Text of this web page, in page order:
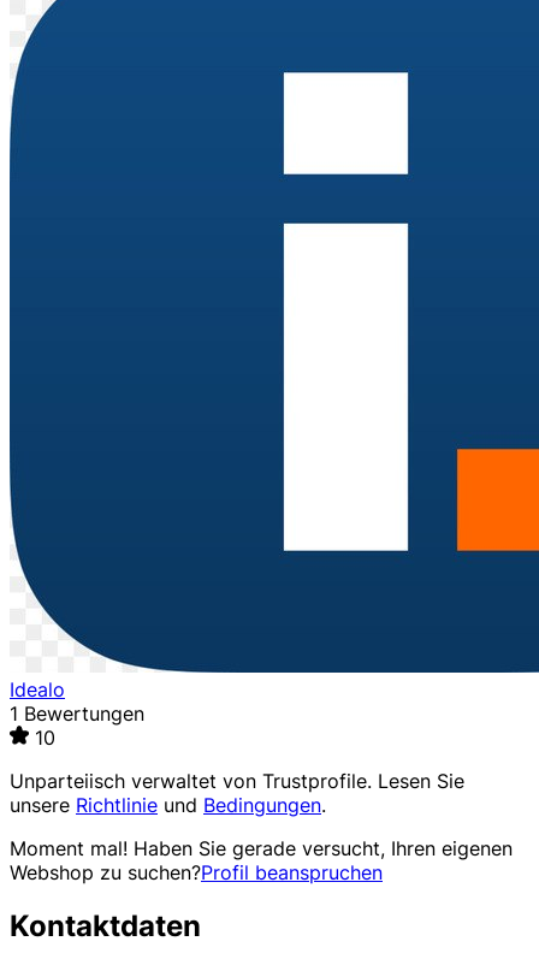
Idealo
1 Bewertungen
10
Unparteiisch verwaltet von Trustprofile. Lesen Sie
unsere Richtlinie und Bedingungen.
Moment mal! Haben Sie gerade versucht, Ihren eigenen
Webshop zu suchen?Profil beanspruchen
Kontaktdaten